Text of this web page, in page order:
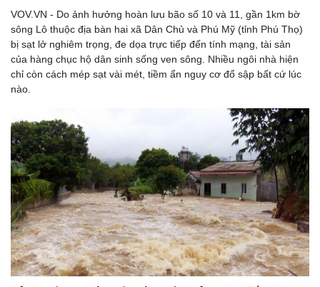
VOV.VN - Do ảnh hưởng hoàn lưu bão số 10 và 11, gần 1km bờ
sông Lô thuộc địa bàn hai xã Dân Chủ và Phú Mỹ (tỉnh Phú Thọ)
bị sạt lở nghiêm trọng, đe dọa trực tiếp đến tính mạng, tài sản
của hàng chục hộ dân sinh sống ven sông. Nhiều ngôi nhà hiện
chỉ còn cách mép sạt vài mét, tiềm ẩn nguy cơ đổ sập bất cứ lúc
nào.